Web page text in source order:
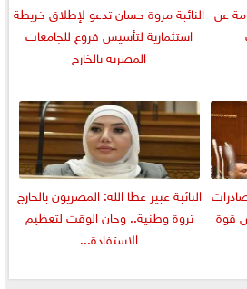
عن النائبة مروة حسان تدعو لإطلاق خريطة
استثمارية لتأسيس فروع للجامعات
المصرية بالخارج
قوة
النائبة عبير عطا الله: المصريون بالخارج
ثروة وطنية.. وحان الوقت لتعظيم
الاستفادة...